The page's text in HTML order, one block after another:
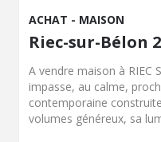
ACHAT - MAISON
Riec-sur-Bélon
A vendre maison à RIEC
impasse, au calme,
contemporaine
volumes généreux, sa